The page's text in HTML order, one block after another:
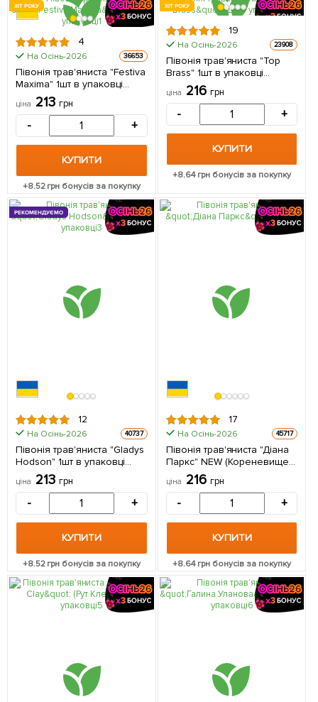
ХІТ РОКУ
4
На Осінь-2026 36653
Півонія трав'яниста "Festiva
Maxima" 1шт в упаковці
(Кореневище)
ціна 213 грн
- +
КУПИТИ
+8.52грн бонусів за покупку
ХІТ РОКУ
19
На Осінь-2026 23908
Півонія трав'яниста "Top
Brass" 1шт в упаковці
(Кореневище)
ціна 216 грн
- +
КУПИТИ
+8.64грн бонусів за покупку
РЕКОМЕНДУЄМО
12
На Осінь-2026 40737
Півонія трав'яниста "Gladys
Hodson" 1шт в упаковці
(Кореневище)
ціна 213 грн
- +
КУПИТИ
+8.52грн бонусів за покупку
17
На Осінь-2026 45717
Півонія трав'яниста "Діана
Паркс" NEW (Кореневище)
1 шт в упаковці
ціна 216 грн
- +
КУПИТИ
+8.64грн бонусів за покупку